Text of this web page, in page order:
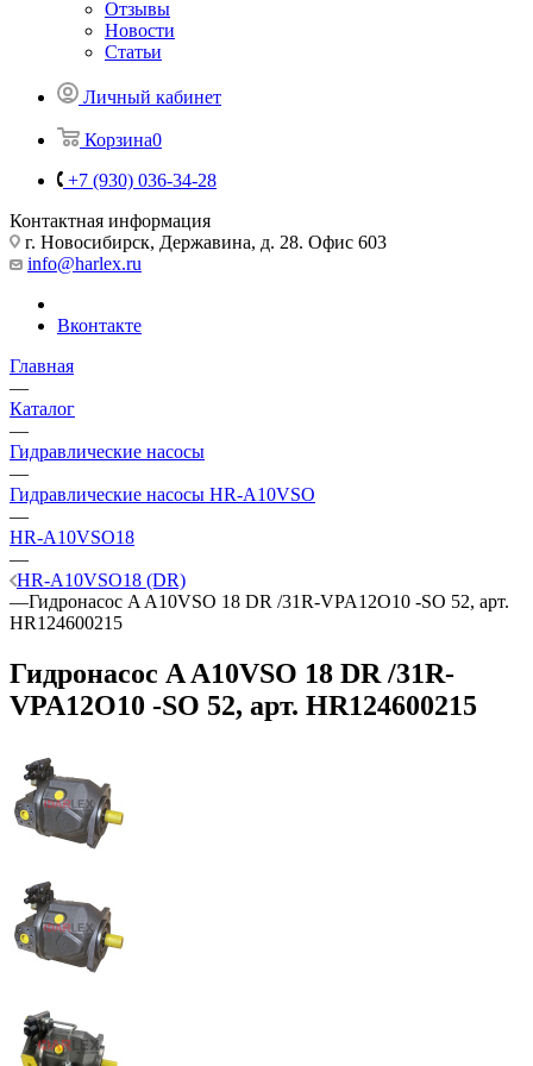
Отзывы
Новости
Статьи
Личный кабинет
Корзина0
+7 (930) 036-34-28
Контактная информация
г. Новосибирск, Державина, д. 28. Офис 603
info@harlex.ru
Вконтакте
Главная
—
Каталог
—
Гидравлические насосы
—
Гидравлические насосы HR-A10VSO
—
HR-A10VSO18
—
HR-A10VSO18 (DR)
—Гидронасос A A10VSO 18 DR /31R-VPA12O10 -SO 52, арт.
HR124600215
Гидронасос A A10VSO 18 DR /31R-
VPA12O10 -SO 52, арт. HR124600215